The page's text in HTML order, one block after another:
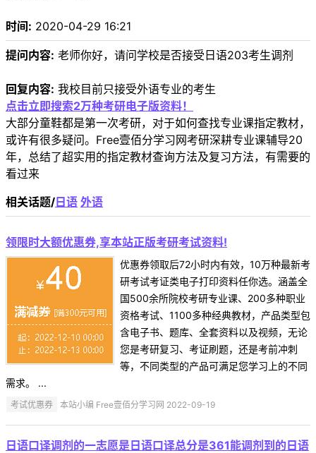
时间: 2020-04-29 16:21
提问内容: 老师你好，请问学校是否接受日语203考生调剂
回复内容: 我校目前只接受外语专业的考生
点击立即搜索2万种考研电子版资料！
大部分童鞋都是第一次考研，对于如何查找专业课指定教材，
或许有很多疑问。Free壹佰分学习网考研深耕专业课辅导20
年，总结了超实用的指定教材查询方法及复习方法，有需要的
看过来
相关话题/日语 外语
领限时大额优惠券,享本站正版考研考试资料!
优惠券领取后72小时内有效，10万种最新考
研考试考证类电子打印资料任你选。涵盖全
国500余所院校考研专业课、200多种职业
资格考试、1100多种经典教材，产品类型包
含电子书、题库、全套资料以及视频，无论
您是考研复习、考证刷题，还是考前冲刺
等，不同类型的产品可满足您学习上的不同
需求。 ...
考试优惠券 本站小编 Free壹佰分学习网 2022-09-19
日语口译调剂的一志愿是日语口译总分是361能调剂到的日语